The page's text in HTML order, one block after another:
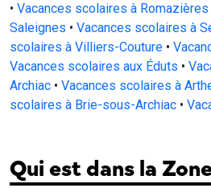
• Vacances scolaires à Romazières
Saleignes • Vacances scolaires à
scolaires à Villiers-Couture •
Vacances scolaires aux Éduts •
Archiac • Vacances scolaires à
scolaires à Brie-sous-Archiac •
Qui est dans la